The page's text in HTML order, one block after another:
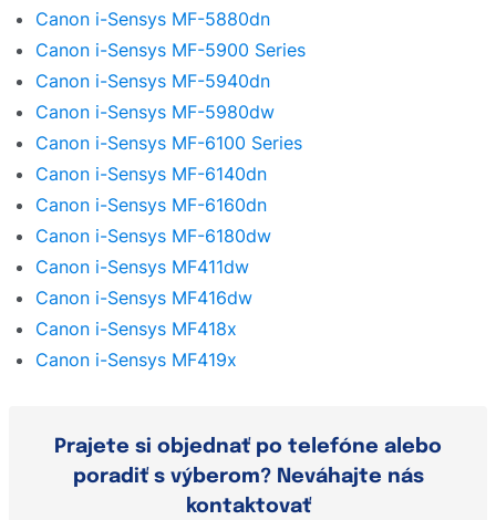
Canon i-Sensys MF-5880dn
Canon i-Sensys MF-5900 Series
Canon i-Sensys MF-5940dn
Canon i-Sensys MF-5980dw
Canon i-Sensys MF-6100 Series
Canon i-Sensys MF-6140dn
Canon i-Sensys MF-6160dn
Canon i-Sensys MF-6180dw
Canon i-Sensys MF411dw
Canon i-Sensys MF416dw
Canon i-Sensys MF418x
Canon i-Sensys MF419x
Prajete si objednať po telefóne alebo
poradiť s výberom? Neváhajte nás
kontaktovať